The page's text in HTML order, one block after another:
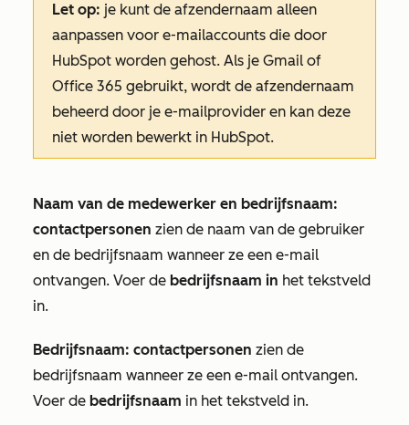
Let op: je kunt de afzendernaam alleen
aanpassen voor e-mailaccounts die door
HubSpot worden gehost. Als je Gmail of
Office 365 gebruikt, wordt de afzendernaam
beheerd door je e-mailprovider en kan deze
niet worden bewerkt in HubSpot.
Naam van de medewerker en bedrijfsnaam:
contactpersonen zien de naam van de gebruiker
en de bedrijfsnaam wanneer ze een e-mail
ontvangen. Voer de bedrijfsnaam in het tekstveld
in.
Bedrijfsnaam: contactpersonen zien de
bedrijfsnaam wanneer ze een e-mail ontvangen.
Voer de bedrijfsnaam in het tekstveld in.